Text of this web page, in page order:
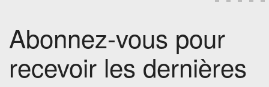
Abonnez-vous pour
recevoir les dernières